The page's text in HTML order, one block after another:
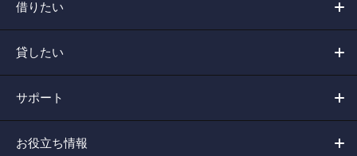
借りたい
貸したい
サポート
お役立ち情報